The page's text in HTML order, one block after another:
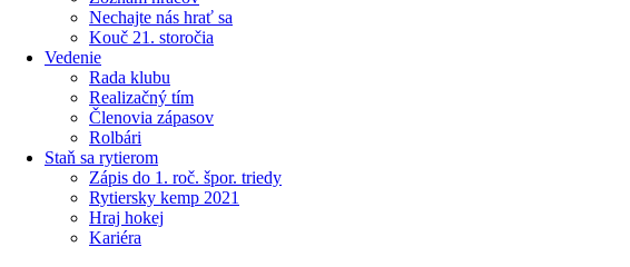
Nechajte nás hrať sa
Kouč 21. storočia
Vedenie
Rada klubu
Realizačný tím
Členovia zápasov
Rolbári
Staň sa rytierom
Zápis do 1. roč. špor. triedy
Rytiersky kemp 2021
Hraj hokej
Kariéra